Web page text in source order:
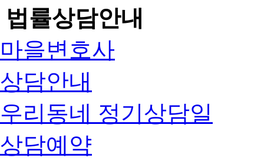
법률상담안내
마을변호사
상담안내
우리동네 정기상담일
상담예약